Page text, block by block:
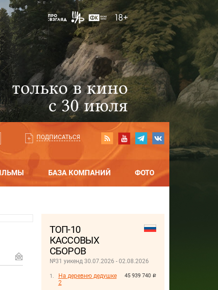
ПОДПИСАТЬСЯ
БАЗА КОМПАНИЙ ФОТО
ТОП-10
КАССОВЫХ
СБОРОВ
№31 уикенд 30.07.2026 - 02.08.2026
45 939 740 руб.
На деревню дедушке
2